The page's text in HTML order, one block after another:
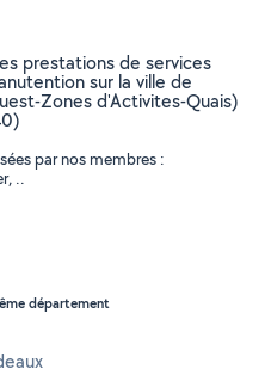
prestations de services
sur la ville de
Zones d'Activites-Quais)
par nos membres :
..
département